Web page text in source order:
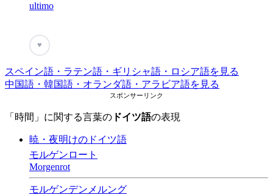
ultimo
♥
スペイン語・ラテン語・ギリシャ語・ロシア語を見る
中国語・韓国語・オランダ語・アラビア語を見る
スポンサーリンク
「時間」に関する言葉の ドイツ語の表現
暁・夜明けのドイツ語
モルゲンロート
Morgenrot
モルゲンデンメルング